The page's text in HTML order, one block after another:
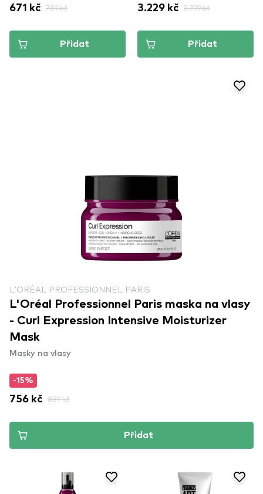
671 kč 789 kč
Přidat
3.229 kč 3.799 kč
Přidat
L'ORÉAL PROFESSIONNEL PARIS
L'Oréal Professionnel Paris maska na vlasy
- Curl Expression Intensive Moisturizer
Mask
Masky na vlasy
-15%
756 kč 889 kč
Přidat